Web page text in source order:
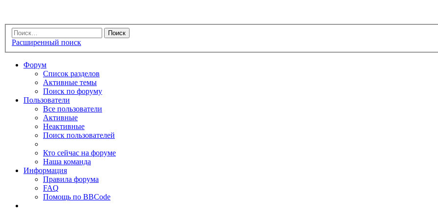
Расширенный поиск
Форум
Список разделов
Активные темы
Поиск по форуму
Пользователи
Все пользователи
Активные
Неактивные
Поиск пользователей
Кто сейчас на форуме
Наша команда
Информация
Правила форума
FAQ
Помощь по BBCode